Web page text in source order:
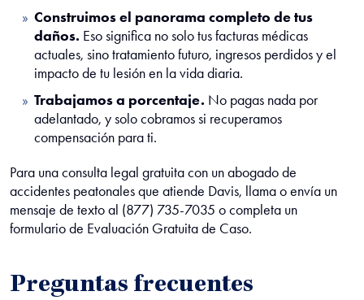
Construimos el panorama completo de tus
daños. Eso significa no solo tus facturas médicas
actuales, sino tratamiento futuro, ingresos perdidos y el
impacto de tu lesión en la vida diaria.
Trabajamos a porcentaje. No pagas nada por
adelantado, y solo cobramos si recuperamos
compensación para ti.
Para una consulta legal gratuita con un abogado de
accidentes peatonales que atiende Davis, llama o envía un
mensaje de texto al (877) 735-7035 o completa un
formulario de Evaluación Gratuita de Caso.
Preguntas frecuentes